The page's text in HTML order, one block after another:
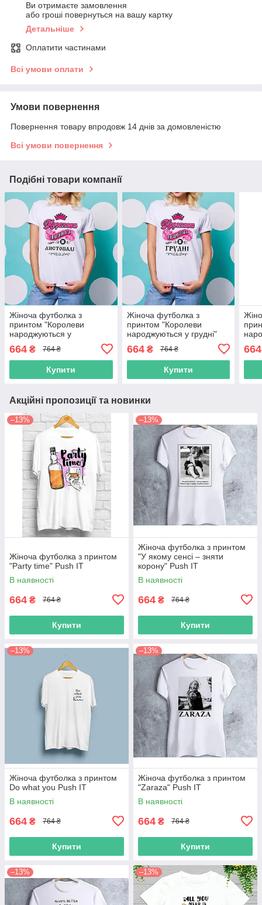
Ви отримаєте замовлення
або гроші повернуться на вашу картку
Детальніше
Оплатити частинами
Всі умови оплати
Умови повернення
Повернення товару впродовж 14 днів за домовленістю
Всі умови повернення
Подібні товари компанії
Жіноча футболка з
принтом "Королеви
народжуються у
664 ₴ 764 ₴
Купити
Жіноча футболка з
принтом "Королеви
народжуються у грудні"
664₴ 764 ₴
Купити
664
Акційні пропозиції та новинки
–13%
Жіноча футболка з принтом
"Party time" Push IT
В наявності
664 ₴ 764 ₴
Купити
–13%
Жіноча футболка з принтом
"У якому сенсі – зняти
корону" Push IT
В наявності
664 ₴ 764 ₴
Купити
–13%
Жіноча футболка з принтом
Do what you Push IT
В наявності
664 ₴ 764 ₴
Купити
–13%
Жіноча футболка з принтом
"Zaraza" Push IT
В наявності
664 ₴ 764 ₴
Купити
–13% –13%